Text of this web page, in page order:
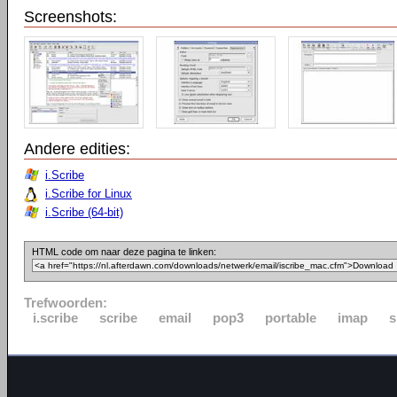
Screenshots:
Andere edities:
i.Scribe
i.Scribe for Linux
i.Scribe (64-bit)
HTML code om naar deze pagina te linken:
Trefwoorden:
i.scribe
scribe email pop3 portable imap